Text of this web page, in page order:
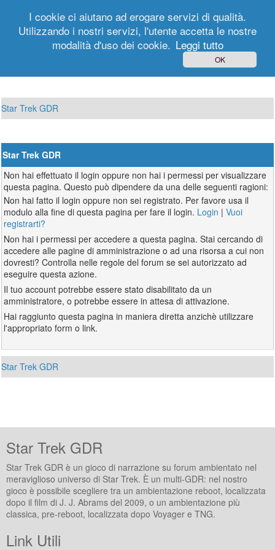
Registrati
Star Trek GDR
Star Trek GDR
Non hai effettuato il login oppure non hai i permessi per visualizzare
questa pagina. Questo può dipendere da una delle seguenti ragioni:
Non hai fatto il login oppure non sei registrato. Per favore usa il
modulo alla fine di questa pagina per fare il login. Login |Vuoi
registrarti?
Non hai i permessi per accedere a questa pagina. Stai cercando di
accedere alle pagine di amministrazione o ad una risorsa a cui non
dovresti? Controlla nelle regole del forum se sei autorizzato ad
eseguire questa azione.
Il tuo account potrebbe essere stato disabilitato da un
amministratore, o potrebbe essere in attesa di attivazione.
Hai raggiunto questa pagina in maniera diretta anzichè utilizzare
l'appropriato form o link.
Star Trek GDR
Star Trek GDR
Star Trek GDR è un gioco di narrazione su forum ambientato nel
meraviglioso universo di Star Trek. È un multi-GDR: nel nostro
gioco è possibile scegliere tra un ambientazione reboot, localizzata
dopo il film di J. J. Abrams del 2009, o un ambientazione più
classica, pre-reboot, localizzata dopo Voyager e TNG.
Link Utili
I cookie ci aiutano ad erogare servizi di qualità.
Utilizzando i nostri servizi, l'utente accetta le nostre
modalità d'uso dei cookie. Leggi tutto
OK